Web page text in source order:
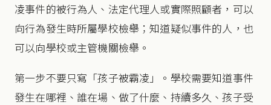
凌事件的被行為人、法定代理人或實際照顧者，可以
向行為發生時所屬學校檢舉；知道疑似事件的人，也
可以向學校或主管機關檢舉。
第一步不要只寫「孩子被霸凌」。學校需要知道事件
發生在哪裡、誰在場、做了什麼、持續多久、孩子受